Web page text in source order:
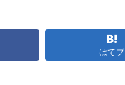
はてブ